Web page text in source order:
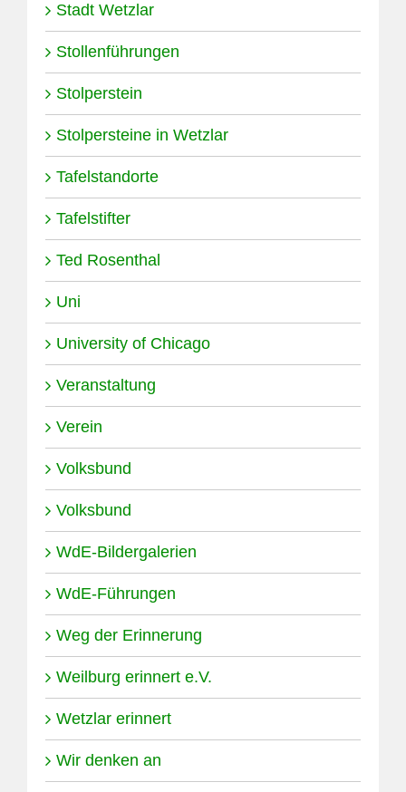
Stadt Wetzlar
Stollenführungen
Stolperstein
Stolpersteine in Wetzlar
Tafelstandorte
Tafelstifter
Ted Rosenthal
Uni
University of Chicago
Veranstaltung
Verein
Volksbund
Volksbund
WdE-Bildergalerien
WdE-Führungen
Weg der Erinnerung
Weilburg erinnert e.V.
Wetzlar erinnert
Wir denken an